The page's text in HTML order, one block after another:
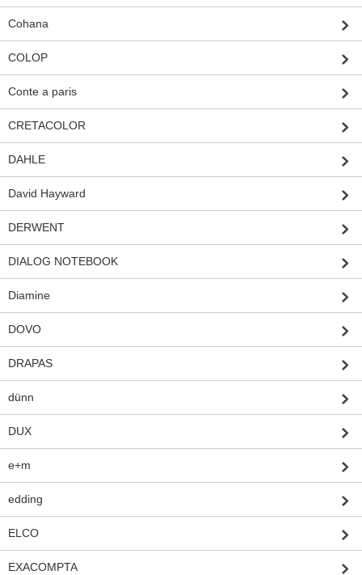
Cohana
COLOP
Conte a paris
CRETACOLOR
DAHLE
David Hayward
DERWENT
DIALOG NOTEBOOK
Diamine
DOVO
DRAPAS
dünn
DUX
e+m
edding
ELCO
EXACOMPTA